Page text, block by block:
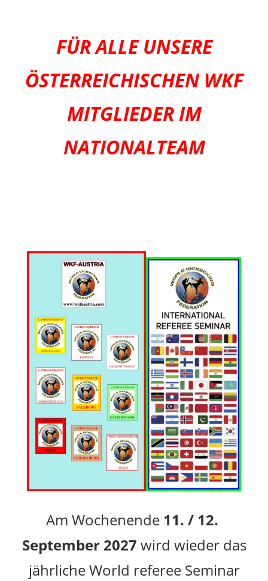
FÜR ALLE UNSERE
ÖSTERREICHISCHEN WKF
MITGLIEDER IM
NATIONALTEAM
Am Wochenende 11. / 12.
September 2027 wird wieder das
jährliche World referee Seminar